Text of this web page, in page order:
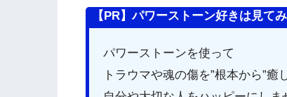
【PR】パワーストーン好きは見て
パワーストーンを使って
トラウマや魂の傷を”根本から”癒